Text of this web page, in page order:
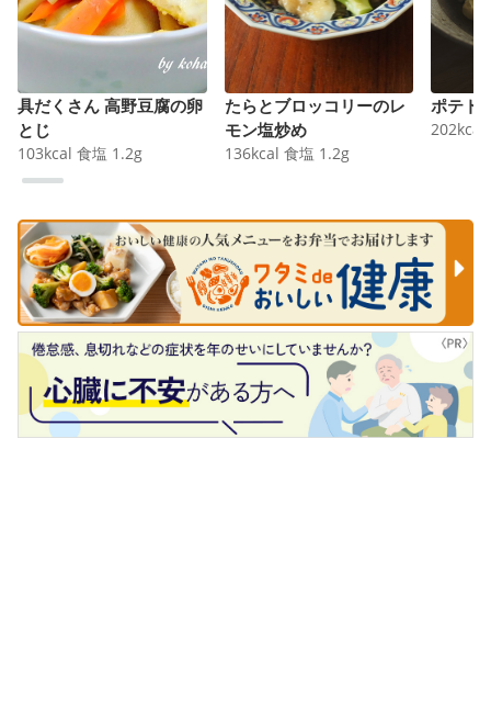
具だくさん 高野豆腐の卵
とじ
103kcal 食塩 1.2g
たらとブロッコリーのレ
モン塩炒め
136kcal 食塩 1.2g
ポテト
202kcal